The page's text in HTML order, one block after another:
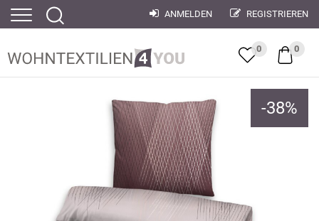
ANMELDEN REGISTRIEREN
0 0
-38%